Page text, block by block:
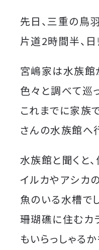
先日、三重の鳥
片道2時間半、日
宮嶋家は水族館
色々と調べて巡
これまでに家族
さんの水族館へ
水族館と聞くと
イルカやアシカ
魚のいる水槽でし
珊瑚礁に住むカ
もいらっしゃる